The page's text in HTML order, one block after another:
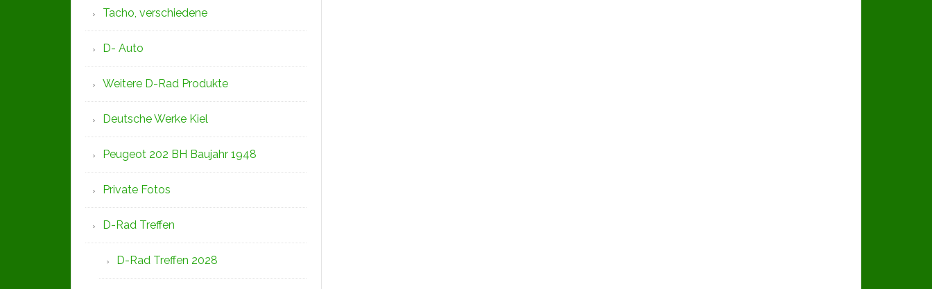
Tacho, verschiedene
D- Auto
Weitere D-Rad Produkte
Deutsche Werke Kiel
Peugeot 202 BH Baujahr 1948
Private Fotos
D-Rad Treffen
D-Rad Treffen 2028